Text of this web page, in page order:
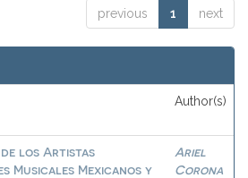
previous 1 next
Author(s)
los Artistas
Musicales Mexicanos y
Ariel
Corona